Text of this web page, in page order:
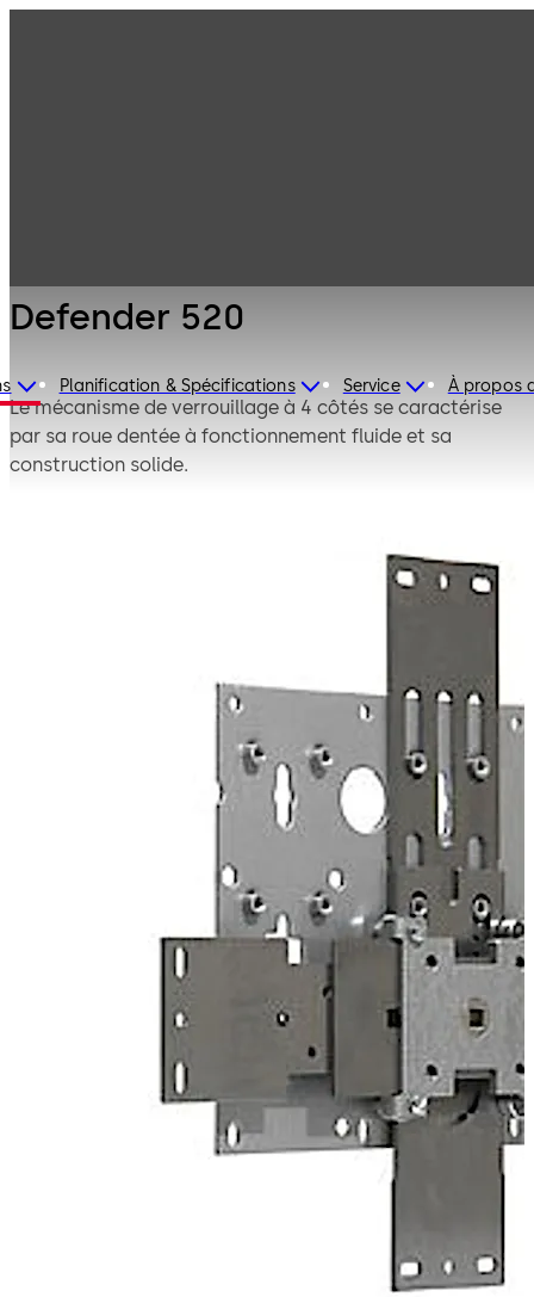
Planification & Spécifications Service À propos
Defender 520
Le mécanisme de verrouillage à 4 côtés se caractérise
par sa roue dentée à fonctionnement fluide et sa
construction solide.